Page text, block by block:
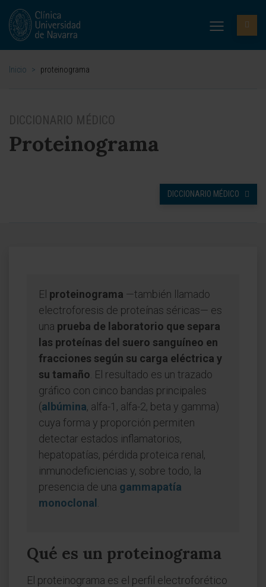
Inicio > proteinograma
DICCIONARIO MÉDICO
Proteinograma
DICCIONARIO MÉDICO
El proteinograma —también llamado
electroforesis de proteínas séricas— es
una prueba de laboratorio que separa
las proteínas del suero sanguíneo en
fracciones según su carga eléctrica y
su tamaño . El resultado es un trazado
gráfico con cinco bandas principales
(albúmina, alfa-1, alfa-2, beta y gamma)
cuya forma y proporción permiten
detectar estados inflamatorios,
hepatopatías, pérdida proteica renal,
inmunodeficiencias y, sobre todo, la
presencia de una gammapatía
monoclonal
Qué es un proteinograma
El proteinograma es el perfil electroforético